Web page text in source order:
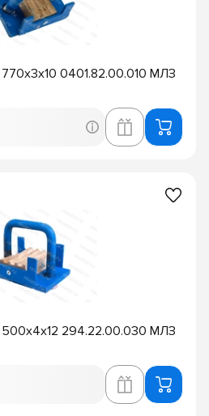
0401.82.00.010 МЛЗ
294.22.00.030 МЛЗ